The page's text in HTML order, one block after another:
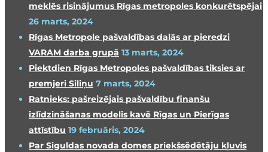
meklēs risinājumus Rīgas metropoles konkurētspējai
26 marts, 2024
Rīgas Metropole pašvaldības dalās ar pieredzi
VARAM darba grupā 13 marts, 2024
Piektdien Rīgas Metropoles pašvaldības tiksies ar
premjeri Siliņu 7 marts, 2024
Ratnieks: pašreizējais pašvaldību finanšu
izlīdzināšanas modelis kavē Rīgas un Pierīgas
attīstību 19 februāris, 2024
Par Siguldas novada domes priekšsēdētāju kļuvis